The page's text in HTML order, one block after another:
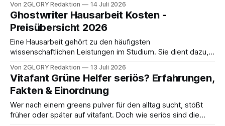
Bedarf passen. Gerade in einer Region mit vielen
Pendelstrecken, Gewerbegebieten und kurzfristigen
Mobilitätsanlässen kann ein lokaler Anbieter Vorteile bieten.
Kurze Wege bei Abholung und Rückgabe
Von 2GLORY Redaktion 14 Juli 2026
Ghostwriter Hausarbeit Kosten -
Preisübersicht 2026
Eine Hausarbeit gehört zu den häufigsten
wissenschaftlichen Leistungen im Studium. Sie dient dazu,
selbstständig wissenschaftlich bearbeiten, Fachliteratur
analysieren und eigene Argumentationen entwickeln
können. Obwohl der Umfang einer Hausarbeit meist deutlich
geringer ist als bei einer Bachelor- oder Masterarbeit, stellt
sie viele Studierende
Von 2GLORY Redaktion 13 Juli 2026
Vitafant Grüne Helfer seriös? Erfahrungen,
Fakten & Einordnung
Wer nach einem greens pulver für den alltag sucht, stößt
früher oder später auf vitafant. Doch wie seriös sind die